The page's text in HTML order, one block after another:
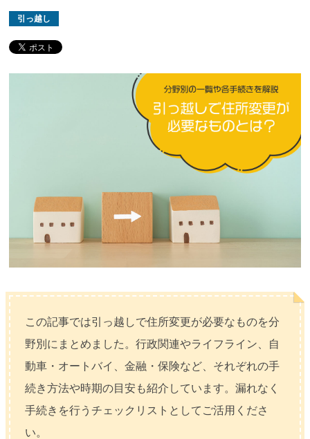
引っ越し
この記事では引っ越しで住所変更が必要なものを分
野別にまとめました。行政関連やライフライン、自
動車・オートバイ、金融・保険など、それぞれの手
続き方法や時期の目安も紹介しています。漏れなく
手続きを行うチェックリストとしてご活用くださ
い。